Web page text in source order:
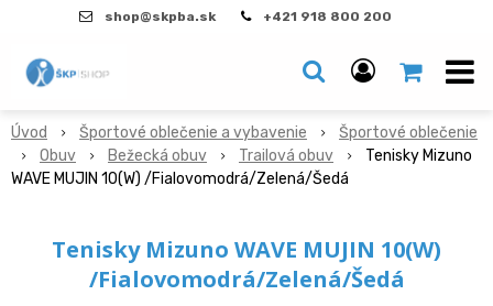
shop@skpba.sk +421 918 800 200
Úvod Športové oblečenie a vybavenie
Športové oblečenie
Obuv
Bežecká obuv Trailová obuv
Tenisky Mizuno
WAVE MUJIN 10(W) /Fialovomodrá/Zelená/Šedá
Tenisky Mizuno WAVE MUJIN 10(W)
/Fialovomodrá/Zelená/Šedá